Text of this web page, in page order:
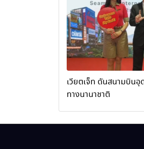
เวียตเจ็ท ดันสนามบินอุดรฯ พร้อมเชื่อม
ทางนานาชาติ